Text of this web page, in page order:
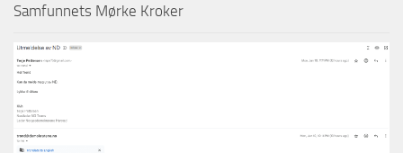
Samfunnets Mørke Kroker